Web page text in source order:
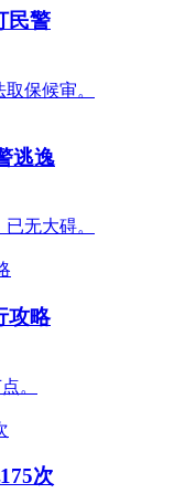
民警
保候审。
逃逸
无大碍。
攻略
。
次